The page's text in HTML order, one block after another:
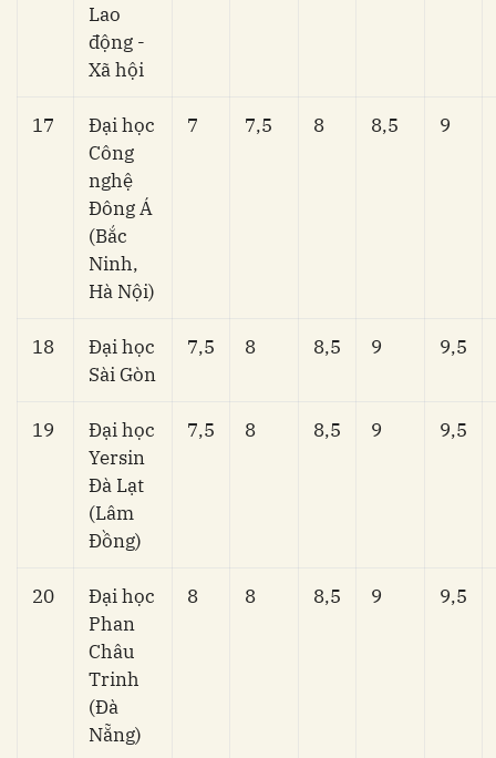
Lao
động -
Xã hội
17
Đại học
Công
nghệ
Đông Á
(Bắc
Ninh,
Hà Nội)
7 7,5 8 8,5 9
18
Đại học
Sài Gòn
7,5 8 8,5 9 9,5
19
Đại học
Yersin
Đà Lạt
(Lâm
Đồng)
7,5 8 8,5 9 9,5
20
Đại học
Phan
Châu
Trinh
(Đà
Nẵng)
8 8 8,5 9 9,5